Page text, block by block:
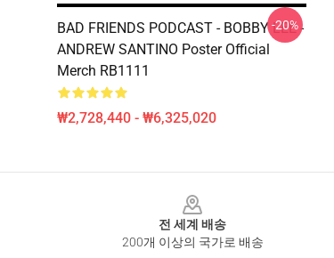
BAD FRIENDS PODCAST - BOBBY LEE -
ANDREW SANTINO Poster Official
Merch RB1111
₩2,728,440 - ₩6,325,020
-20%
전 세계 배송
200개 이상의 국가로 배송